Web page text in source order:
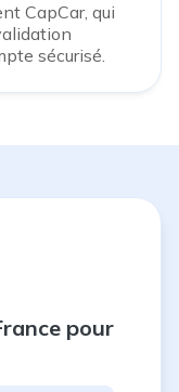
CapCar, qui
sécurisé.
pour